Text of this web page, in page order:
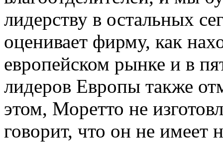
лидерству в остальных
оценивает фирму, как
европейском рынке и в
лидеров Европы также
этом, Моретто не
говорит, что он не имеет